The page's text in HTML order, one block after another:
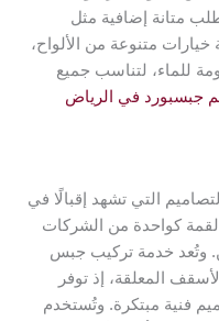
متانة إضافية مثل
متنوعة من الألواح،
للماء، لتناسب جميع
جبسبورد في الرياض
التي تشهد إقبالًا في
كواحدة من الشركات
وتُعد خدمة تركيب جبس
المعلقة، إذ توفر
فنية مبتكرة. وتُستخدم